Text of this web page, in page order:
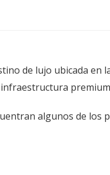
de lujo ubicada en
algunos de los